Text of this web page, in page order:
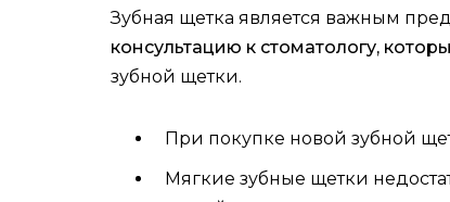
Зубная щетка является важным
консультацию к стоматологу,
зубной щетки.
При покупке новой зубной
Мягкие зубные щетки